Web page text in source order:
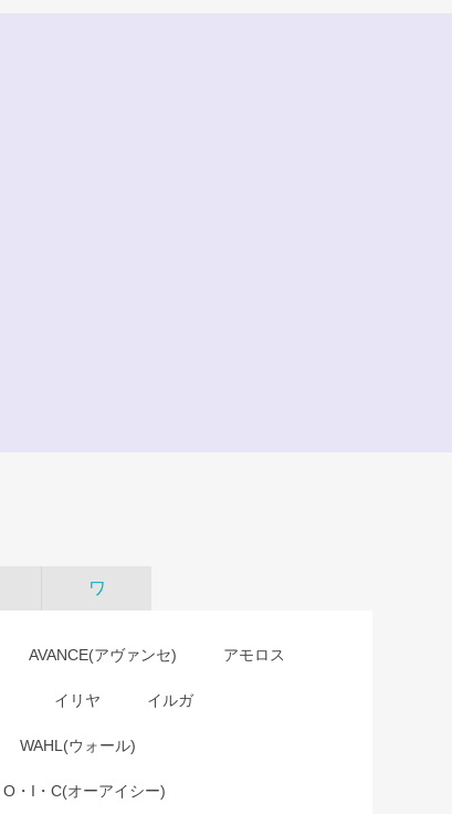
ワ
AVANCE(アヴァンセ) アモロス
イリヤ イルガ
WAHL(ウォール)
O・I・C(オーアイシー)